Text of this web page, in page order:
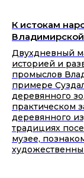
К истокам
Владимирской
Двухдневный
историей и
промыслов
примере
деревянного
практическом
деревянного
традициях
музее,